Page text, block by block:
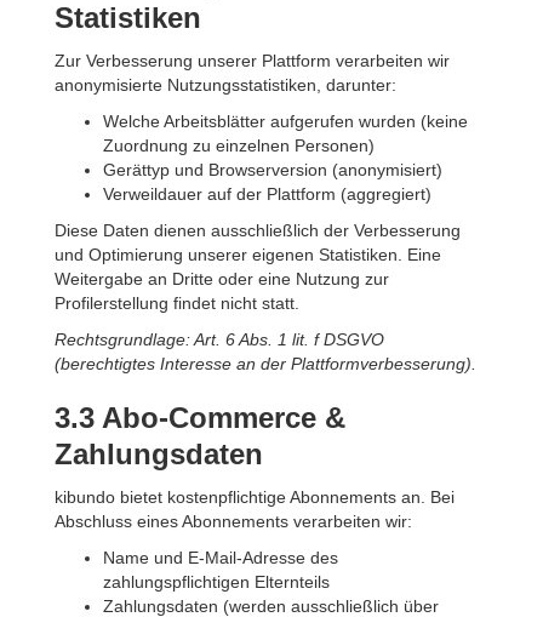
Statistiken
Zur Verbesserung unserer Plattform verarbeiten wir
anonymisierte Nutzungsstatistiken, darunter:
Welche Arbeitsblätter aufgerufen wurden (keine
Zuordnung zu einzelnen Personen)
Gerättyp und Browserversion (anonymisiert)
Verweildauer auf der Plattform (aggregiert)
Diese Daten dienen ausschließlich der Verbesserung
und Optimierung unserer eigenen Statistiken. Eine
Weitergabe an Dritte oder eine Nutzung zur
Profilerstellung findet nicht statt.
Rechtsgrundlage: Art. 6 Abs. 1 lit. f DSGVO
(berechtigtes Interesse an der Plattformverbesserung).
3.3 Abo-Commerce &
Zahlungsdaten
kibundo bietet kostenpflichtige Abonnements an. Bei
Abschluss eines Abonnements verarbeiten wir:
Name und E-Mail-Adresse des
zahlungspflichtigen Elternteils
Zahlungsdaten (werden ausschließlich über